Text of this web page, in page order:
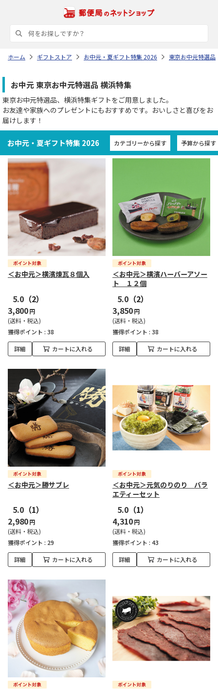
ホーム ギフトストア お中元・夏ギフト特集 2026 東京お中元特選品
お中元 東京お中元特選品 横浜特集
東京お中元特選品、横浜特集ギフトをご用意しました。
お友達や家族へのプレゼントにもおすすめです。おいしさと喜びをお
届けします！
お中元・夏ギフト特集 2026 カテゴリーから探す 予算から探す
＜お中元＞横濱煉瓦８個入
5.0 （2）
3,800円
(送料・税込)
獲得ポイント : 38
詳細 カートに入れる
＜お中元＞横濱ハーバーアソー
ト １２個
5.0 （2）
3,850円
(送料・税込)
獲得ポイント : 38
詳細 カートに入れる
＜お中元＞勝サブレ
5.0 （1）
2,980円
(送料・税込)
獲得ポイント : 29
詳細 カートに入れる
＜お中元＞元気のりのり バラ
エティーセット
5.0 （1）
4,310円
(送料・税込)
獲得ポイント : 43
詳細 カートに入れる